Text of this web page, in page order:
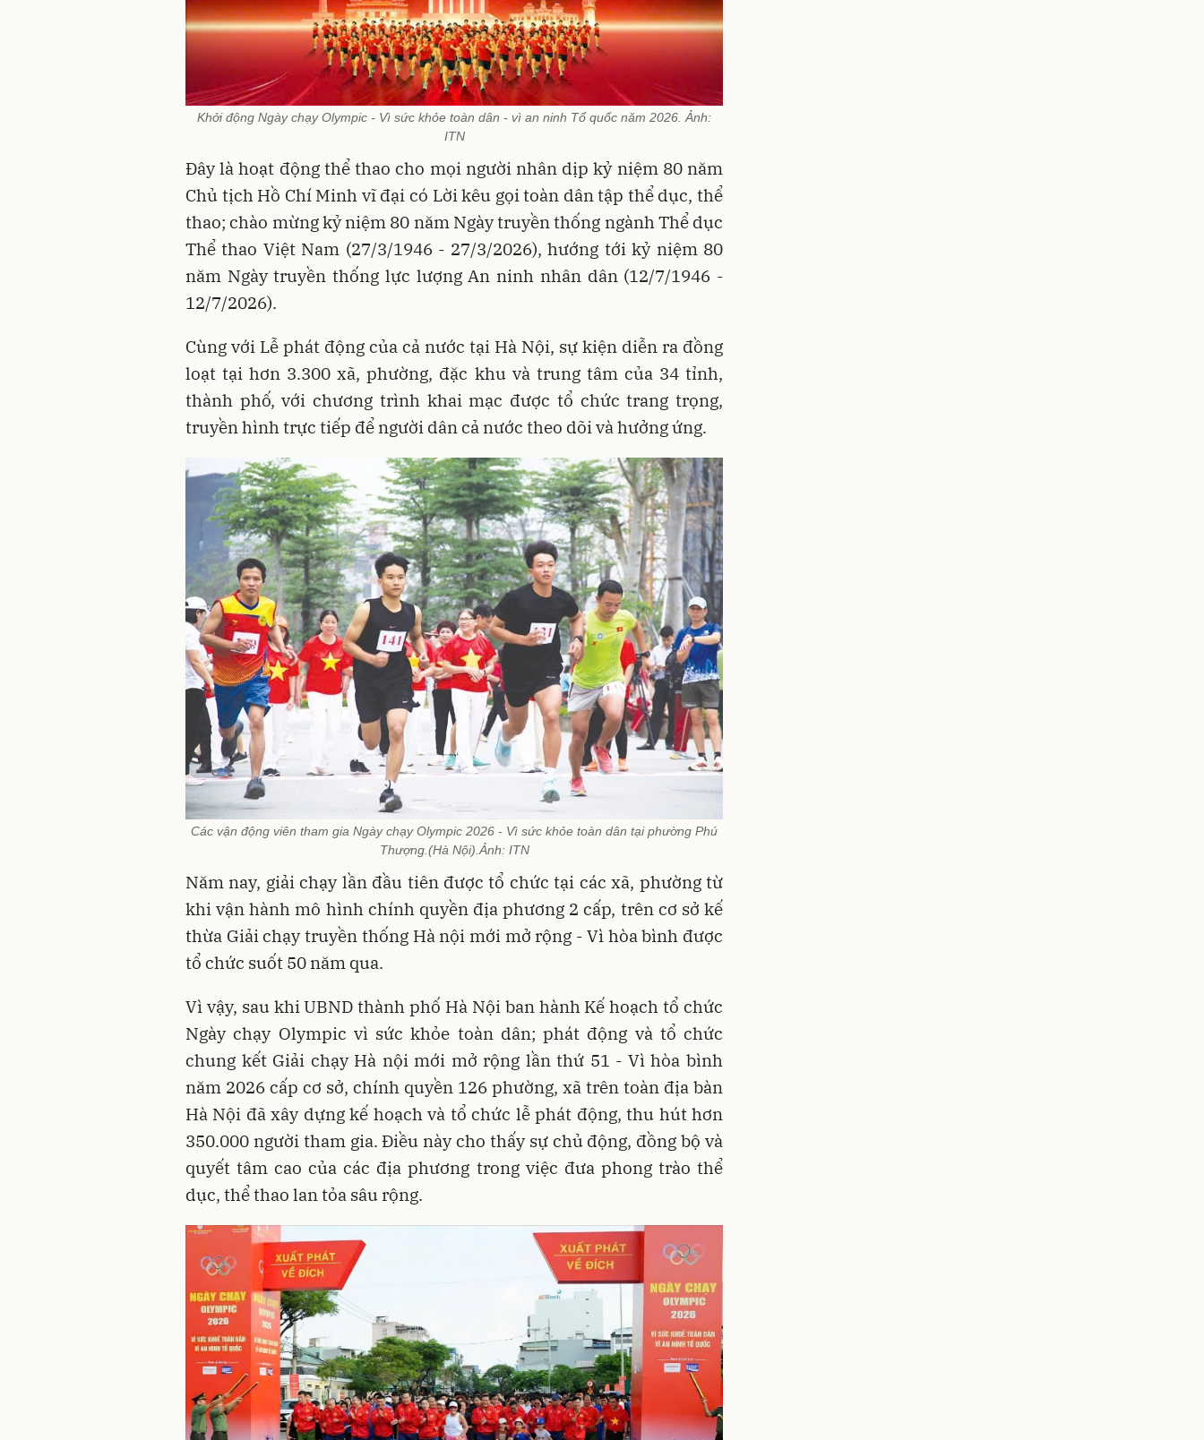
Khởi động Ngày chạy Olympic - Vì sức khỏe toàn dân - vì an ninh Tổ quốc năm 2026. Ảnh:
ITN
Đây là hoạt động thể thao cho mọi người nhân dịp kỷ niệm 80 năm
Chủ tịch Hồ Chí Minh vĩ đại có Lời kêu gọi toàn dân tập thể dục, thể
thao; chào mừng kỷ niệm 80 năm Ngày truyền thống ngành Thể dục
Thể thao Việt Nam (27/3/1946 - 27/3/2026), hướng tới kỷ niệm 80
năm Ngày truyền thống lực lượng An ninh nhân dân (12/7/1946 -
12/7/2026).
Cùng với Lễ phát động của cả nước tại Hà Nội, sự kiện diễn ra đồng
loạt tại hơn 3.300 xã, phường, đặc khu và trung tâm của 34 tỉnh,
thành phố, với chương trình khai mạc được tổ chức trang trọng,
truyền hình trực tiếp để người dân cả nước theo dõi và hưởng ứng.
Các vận động viên tham gia Ngày chạy Olympic 2026 - Vì sức khỏe toàn dân tại phường Phú
Thượng.(Hà Nội).Ảnh: ITN
Năm nay, giải chạy lần đầu tiên được tổ chức tại các xã, phường từ
khi vận hành mô hình chính quyền địa phương 2 cấp, trên cơ sở kế
thừa Giải chạy truyền thống Hà nội mới mở rộng - Vì hòa bình được
tổ chức suốt 50 năm qua.
Vì vậy, sau khi UBND thành phố Hà Nội ban hành Kế hoạch tổ chức
Ngày chạy Olympic vì sức khỏe toàn dân; phát động và tổ chức
chung kết Giải chạy Hà nội mới mở rộng lần thứ 51 - Vì hòa bình
năm 2026 cấp cơ sở, chính quyền 126 phường, xã trên toàn địa bàn
Hà Nội đã xây dựng kế hoạch và tổ chức lễ phát động, thu hút hơn
350.000 người tham gia. Điều này cho thấy sự chủ động, đồng bộ và
quyết tâm cao của các địa phương trong việc đưa phong trào thể
dục, thể thao lan tỏa sâu rộng.